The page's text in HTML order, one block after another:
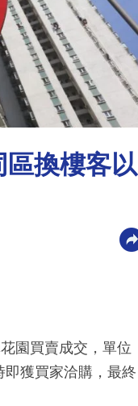
換樓客以
園買賣成交，單位
獲買家洽購，最終